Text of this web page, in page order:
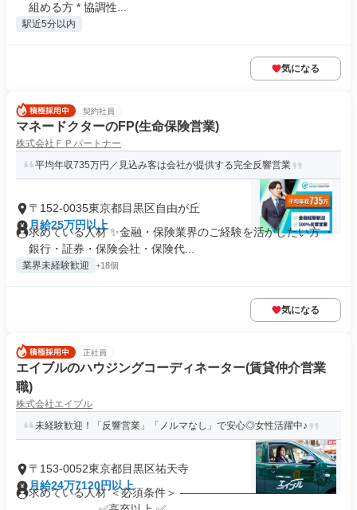
組める方 * 協調性...
駅近5分以内
気になる
契約社員
マネードクターのFP(生命保険営業)
株式会社ＦＰパートナー
平均年収735万円／見込み客は会社が提供する完全反響営業
〒152-0035東京都目黒区自由が丘
月給25万円以上
求めている人材 ✨金融・保険業界のご経験を活かしたい方 ・
銀行・証券・保険会社・保険代...
業界未経験歓迎 +18個
気になる
正社員
エイブルのハウジングコーディネーター(賃貸仲介営業
職)
株式会社エイブル
未経験歓迎！「反響営業」「ノルマなし」で安心◎女性活躍中♪
〒153-0052東京都目黒区祐天寺
月給24万7120円以上
求めている人材 ＜必須条件＞ ――――――――――――――